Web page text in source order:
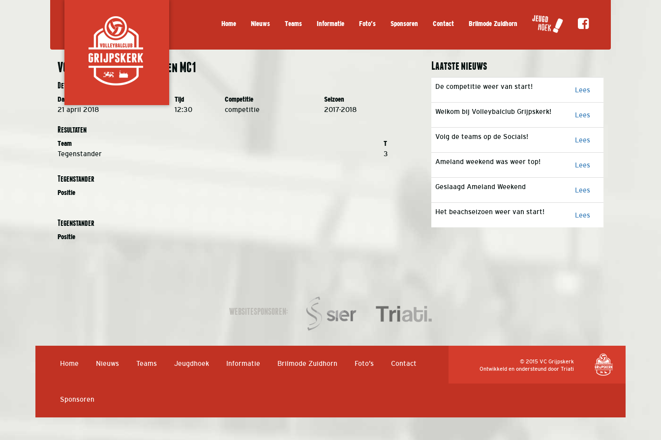
Home Nieuws Teams Informatie Foto’s Sponsoren Contact Brilmode Zuidhorn
VC Grijpskerk MC1 – Annen MC1
Details
Datum Tijd Competitie Seizoen
21 april 2018 12:30 competitie 2017-2018
Resultaten
Team T
Tegenstander 3
Tegenstander
Positie
Tegenstander
Positie
Laatste nieuws
De competitie weer van start! Lees
Welkom bij Volleybalclub Grijpskerk! Lees
Volg de teams op de Socials! Lees
Ameland weekend was weer top! Lees
Geslaagd Ameland Weekend Lees
Het beachseizoen weer van start! Lees
WEBSITESPONSOREN:
Home Nieuws Teams Jeugdhoek Informatie Brilmode Zuidhorn Foto’s Contact
Sponsoren
© 2015 VC Grijpskerk
Ontwikkeld en ondersteund door Triati